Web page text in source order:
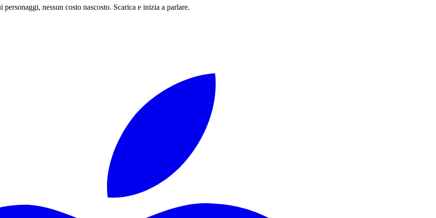
nessun costo nascosto. Scarica e inizia a parlare.